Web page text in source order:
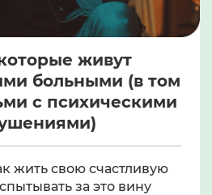
живут
больными (в том
с психическими
жить свою счастливую
за это вину